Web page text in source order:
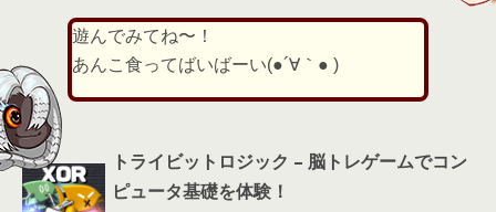
遊んでみてね〜！
あんこ食ってばいばーい(●´∀｀● )
トライビットロジック – 脳トレゲームでコン
ピュータ基礎を体験！